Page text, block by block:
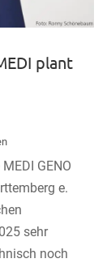
plant
GENO
e.
sehr
noch